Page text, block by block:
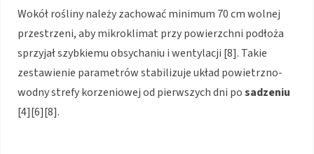
Wokół rośliny należy zachować minimum 70 cm wolnej
przestrzeni, aby mikroklimat przy powierzchni podłoża
sprzyjał szybkiemu obsychaniu i wentylacji [8]. Takie
zestawienie parametrów stabilizuje układ powietrzno-
wodny strefy korzeniowej od pierwszych dni posadzeniu
[4][6][8].